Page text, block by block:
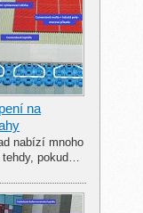
na
nabízí mnoho
tehdy, pokud…